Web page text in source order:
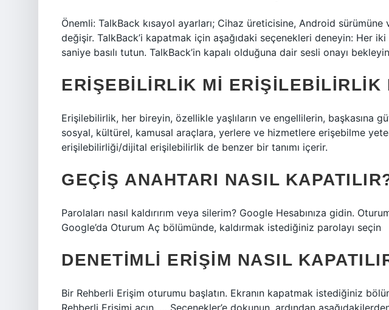
Önemli: TalkBack kısayol ayarları; Cihaz üreticisine, Android
değişir. TalkBack’i kapatmak için aşağıdaki seçenekleri deneyin: Her
saniye basılı tutun. TalkBack’in kapalı olduğuna dair sesli onayı
ERIŞEBILIRLIK MI ERIŞILEBILIRLIK
Erişilebilirlik, her bireyin, özellikle yaşlıların ve engellilerin, başkasına
sosyal, kültürel, kamusal araçlara, yerlere ve hizmetlere erişebilme
erişilebilirliği/dijital erişilebilirlik de benzer bir tanımı içerir.
GEÇIŞ ANAHTARI NASIL
Parolaları nasıl kaldırırım veya silerim? Google Hesabınıza gidin.
Google’da Oturum Aç bölümünde, kaldırmak istediğiniz parolayı seçin
DENETIMLI ERIŞIM NASIL
Bir Rehberli Erişim oturumu başlatın. Ekranın kapatmak istediğiniz
Rehberli Erişimi açın. … Seçenekler’e dokunun, ardından